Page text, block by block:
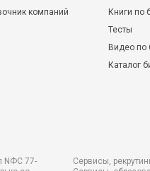
компаний
Книги по
Тесты
Видео по
Каталог
NФС 77-
Сервисы,